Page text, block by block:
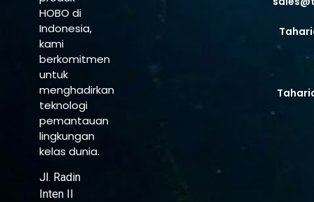
HOBO di
Indonesia,
kami
berkomitmen
untuk
menghadirkan
teknologi
pemantauan
lingkungan
kelas dunia.
Jl. Radin
Inten II